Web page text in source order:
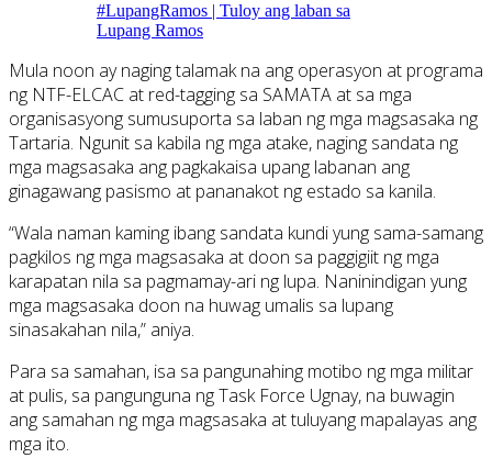
#LupangRamos | Tuloy ang laban sa
Lupang Ramos
Mula noon ay naging talamak na ang operasyon at programa
ng NTF-ELCAC at red-tagging sa SAMATA at sa mga
organisasyong sumusuporta sa laban ng mga magsasaka ng
Tartaria. Ngunit sa kabila ng mga atake, naging sandata ng
mga magsasaka ang pagkakaisa upang labanan ang
ginagawang pasismo at pananakot ng estado sa kanila.
“Wala naman kaming ibang sandata kundi yung sama-samang
pagkilos ng mga magsasaka at doon sa paggigiit ng mga
karapatan nila sa pagmamay-ari ng lupa. Naninindigan yung
mga magsasaka doon na huwag umalis sa lupang
sinasakahan nila,” aniya.
Para sa samahan, isa sa pangunahing motibo ng mga militar
at pulis, sa pangunguna ng Task Force Ugnay, na buwagin
ang samahan ng mga magsasaka at tuluyang mapalayas ang
mga ito.